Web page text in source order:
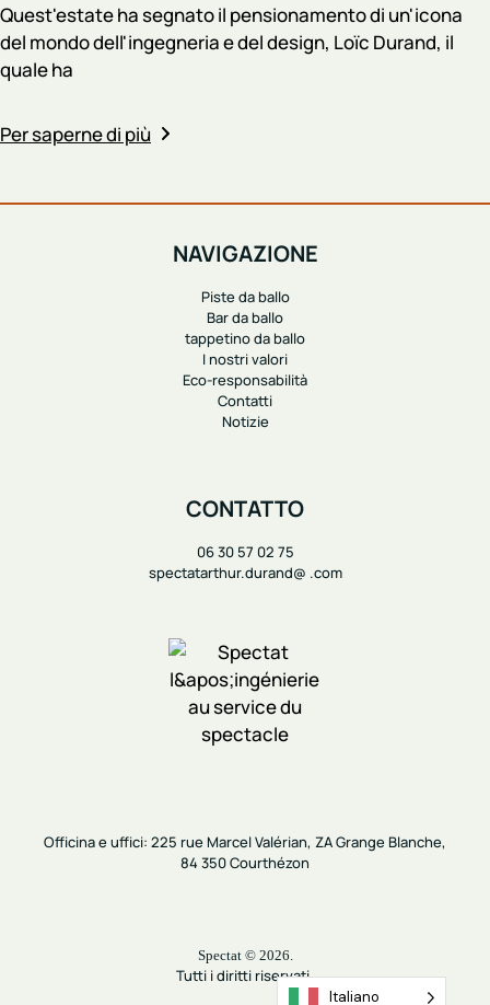
Quest'estate ha segnato il pensionamento di un'icona
del mondo dell'ingegneria e del design, Loïc Durand, il
quale ha
Per saperne di più
NAVIGAZIONE
Piste da ballo
Bar da ballo
tappetino da ballo
I nostri valori
Eco-responsabilità
Contatti
Notizie
CONTATTO
06 30 57 02 75
spectatarthur.durand@ .com
Officina e uffici: 225 rue Marcel Valérian, ZA Grange Blanche,
84 350 Courthézon
Spectat © 2026.
Tutti i diritti riservati.
Italiano